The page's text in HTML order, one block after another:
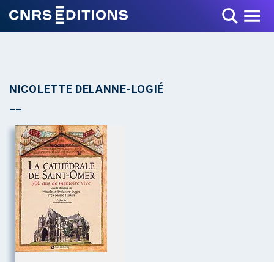
Toggle Menu
NICOLETTE DELANNE-LOGIÉ